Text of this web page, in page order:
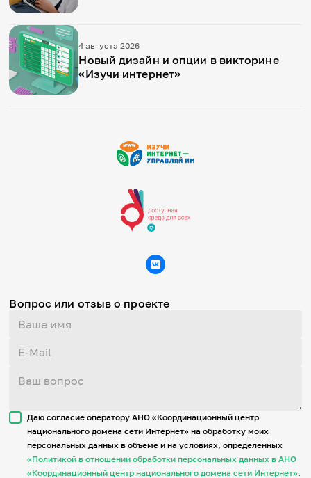
4 августа 2026
Новый дизайн и опции в викторине
«Изучи интернет»
Вопрос или отзыв о проекте
Даю согласие оператору АНО «Координационный центр
национального домена сети Интернет» на обработку моих
персональных данных в объеме и на условиях, определенных
«Политикой в отношении обработки персональных данных в АНО
«Координационный центр национального домена сети Интернет».